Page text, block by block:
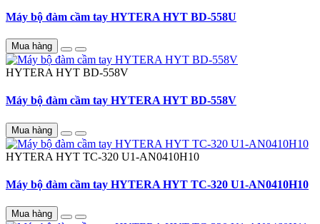
Máy bộ đàm cầm tay HYTERA HYT BD-558U
Mua hàng
HYTERA HYT BD-558V
Máy bộ đàm cầm tay HYTERA HYT BD-558V
Mua hàng
HYTERA HYT TC-320 U1-AN0410H10
Máy bộ đàm cầm tay HYTERA HYT TC-320 U1-AN0410H10
Mua hàng